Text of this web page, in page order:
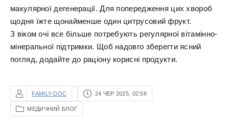
макулярної дегенерації. Для попередження цих хвороб
щодня їжте щонайменше один цитрусовий фрукт.
З віком очі все більше потребують регулярної вітамінно-
мінеральної підтримки. Щоб надовго зберегти ясний
погляд, додайте до раціону корисні продукти.
FAMILY-DOC 24 ЧЕР 2025, 02:58
МЕДИЧНИЙ БЛОГ